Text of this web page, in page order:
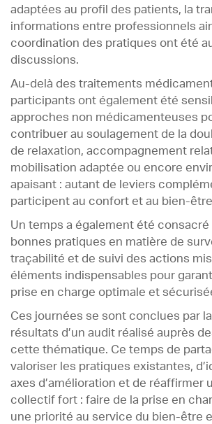
adaptées au profil des patients, la
informations entre professionnels
coordination des pratiques ont été
discussions.
Au-delà des traitements
participants ont également été
approches non médicamenteuses
contribuer au soulagement de la
de relaxation, accompagnement
mobilisation adaptée ou encore
apaisant : autant de leviers
participent au confort et au bien-
Un temps a également été consacré
bonnes pratiques en matière de
traçabilité et de suivi des actions
éléments indispensables pour
prise en charge optimale et
Ces journées se sont conclues par
résultats d’un audit réalisé auprès
cette thématique. Ce temps de
valoriser les pratiques existantes,
axes d’amélioration et de réaffirmer
collectif fort : faire de la prise en
une priorité au service du bien-être